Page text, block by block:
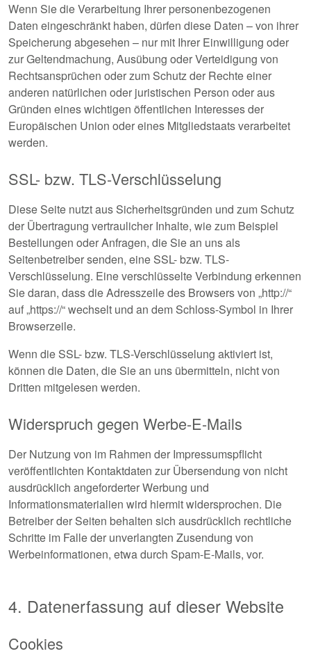
Wenn Sie die Verarbeitung Ihrer personenbezogenen
Daten eingeschränkt haben, dürfen diese Daten – von ihrer
Speicherung abgesehen – nur mit Ihrer Einwilligung oder
zur Geltendmachung, Ausübung oder Verteidigung von
Rechtsansprüchen oder zum Schutz der Rechte einer
anderen natürlichen oder juristischen Person oder aus
Gründen eines wichtigen öffentlichen Interesses der
Europäischen Union oder eines Mitgliedstaats verarbeitet
werden.
SSL- bzw. TLS-Verschlüsselung
Diese Seite nutzt aus Sicherheitsgründen und zum Schutz
der Übertragung vertraulicher Inhalte, wie zum Beispiel
Bestellungen oder Anfragen, die Sie an uns als
Seitenbetreiber senden, eine SSL- bzw. TLS-
Verschlüsselung. Eine verschlüsselte Verbindung erkennen
Sie daran, dass die Adresszeile des Browsers von „http://“
auf „https://“ wechselt und an dem Schloss-Symbol in Ihrer
Browserzeile.
Wenn die SSL- bzw. TLS-Verschlüsselung aktiviert ist,
können die Daten, die Sie an uns übermitteln, nicht von
Dritten mitgelesen werden.
Widerspruch gegen Werbe-E-Mails
Der Nutzung von im Rahmen der Impressumspflicht
veröffentlichten Kontaktdaten zur Übersendung von nicht
ausdrücklich angeforderter Werbung und
Informationsmaterialien wird hiermit widersprochen. Die
Betreiber der Seiten behalten sich ausdrücklich rechtliche
Schritte im Falle der unverlangten Zusendung von
Werbeinformationen, etwa durch Spam-E-Mails, vor.
4. Datenerfassung auf dieser Website
Cookies